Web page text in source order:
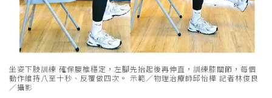
坐姿下肢訓練 確保腰椎穩定，左腳先抬起後再伸直，訓練膝關節，每個
動作維持八至十秒、反覆做四次。 示範／物理治療師邱怡樺 記者林俊良
／攝影